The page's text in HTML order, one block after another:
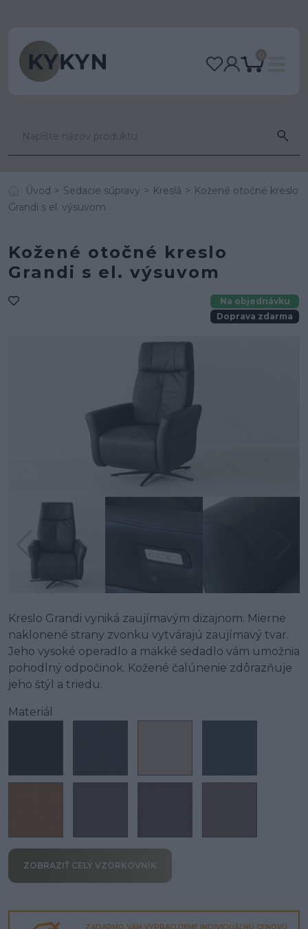
0
Úvod Sedacie súpravy Kreslá
Kožené otočné kreslo
Grandi s el. výsuvom
Kožené otočné kreslo
Grandi s el. výsuvom
Na objednávku
Doprava zdarma
Kreslo Grandi vyniká zaujímavým dizajnom. Mierne
naklonené strany zvonku vytvárajú zaujímavý tvar.
Jeho vysoké operadlo a mäkké sedadlo vám umožnia
pohodlný odpočinok. Kožené čalúnenie zdôrazňuje
jeho štýl a triedu.
Materiál
ZOBRAZIŤ CELÝ VZORKOVNÍK